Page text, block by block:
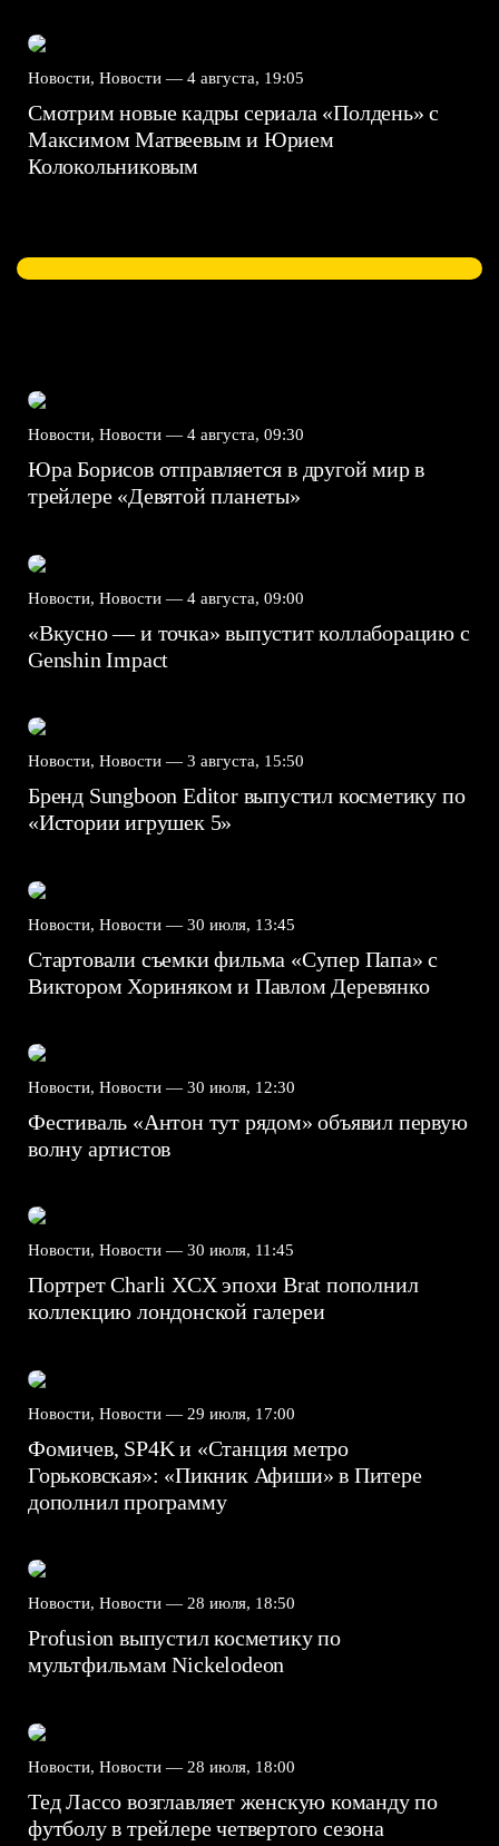
Новости, Новости — 4 августа, 19:05
Смотрим новые кадры сериала «Полдень» с
Максимом Матвеевым и Юрием
Колокольниковым
Новости, Новости — 4 августа, 09:30
Юра Борисов отправляется в другой мир в
трейлере «Девятой планеты»
Новости, Новости — 4 августа, 09:00
«Вкусно — и точка» выпустит коллаборацию с
Genshin Impact⁠⁠
Новости, Новости — 3 августа, 15:50
Бренд Sungboon Editor выпустил косметику по
«Истории игрушек 5»
Новости, Новости — 30 июля, 13:45
Стартовали съемки фильма «Супер Папа» с
Виктором Хориняком и Павлом Деревянко
Новости, Новости — 30 июля, 12:30
Фестиваль «Антон тут рядом» объявил первую
волну артистов
Новости, Новости — 30 июля, 11:45
Портрет Charli XCX эпохи Brat пополнил
коллекцию лондонской галереи
Новости, Новости — 29 июля, 17:00
Фомичев, SP4K и «Станция метро
Горьковская»: «Пикник Афиши» в Питере
дополнил программу
Новости, Новости — 28 июля, 18:50
Profusion выпустил косметику по
мультфильмам Nickelodeon
Новости, Новости — 28 июля, 18:00
Тед Лассо возглавляет женскую команду по
футболу в трейлере четвертого сезона